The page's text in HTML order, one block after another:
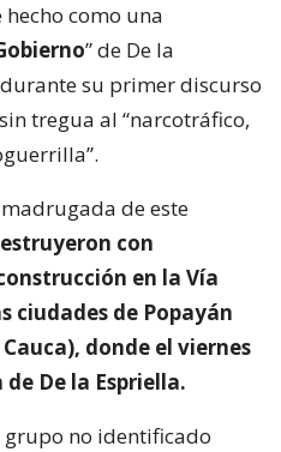
como una
” de De la
su primer discurso
tregua al “narcotráfico,
de este
con
en la Vía
ciudades de Popayán
donde el viernes
De la Espriella.
no identificado